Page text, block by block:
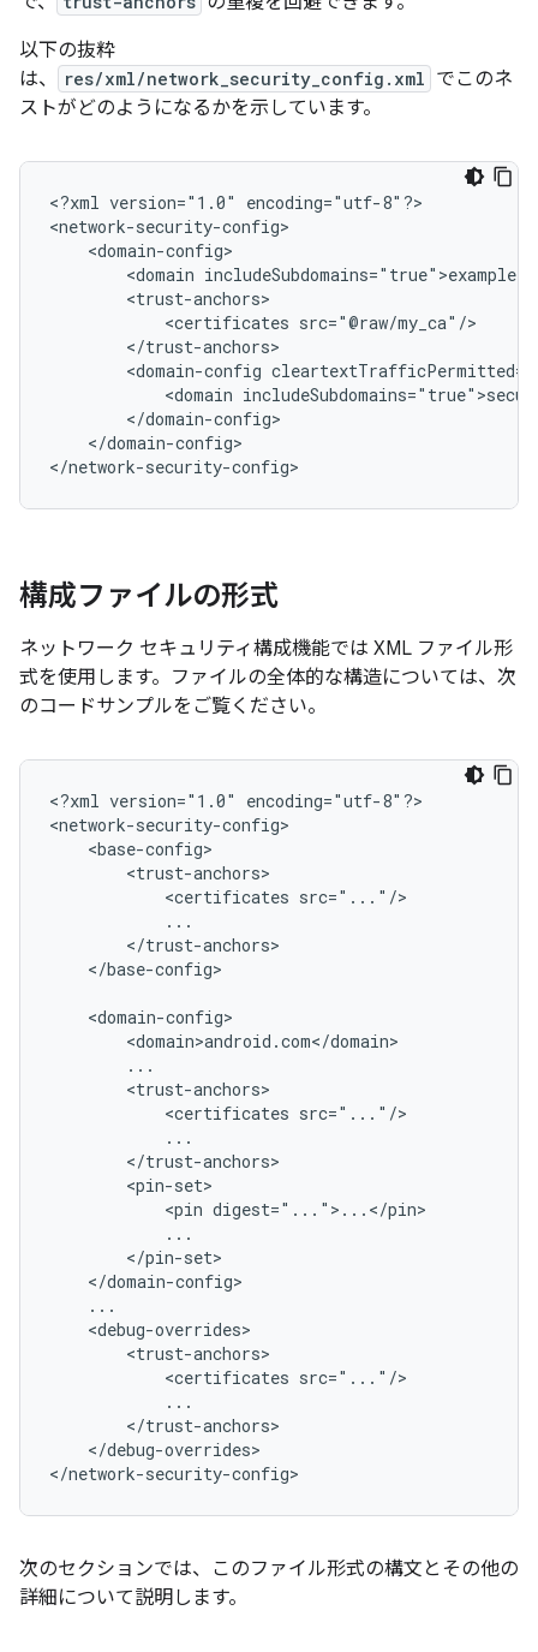
以下の抜粋
は、
res/xml/network_security_config.xml でこのネ
ストがどのようになるかを示しています。
<?xml version="1.0"
encoding="utf-8"?>
<domain
<certificates
<domain-config
<domain
</domain-config>
</network-security-config>
構成ファイルの形式
ネットワーク セキュリティ構成機能では XML ファイル形
式を使用します。ファイルの全体的な構造については、次
のコードサンプルをご覧ください。
<?xml version="1.0"
encoding="utf-8"?>
<certificates
</base-config>
<certificates
<pin
<certificates
</debug-overrides>
</network-security-config>
次のセクションでは、このファイル形式の構文とその他の
詳細について説明します。